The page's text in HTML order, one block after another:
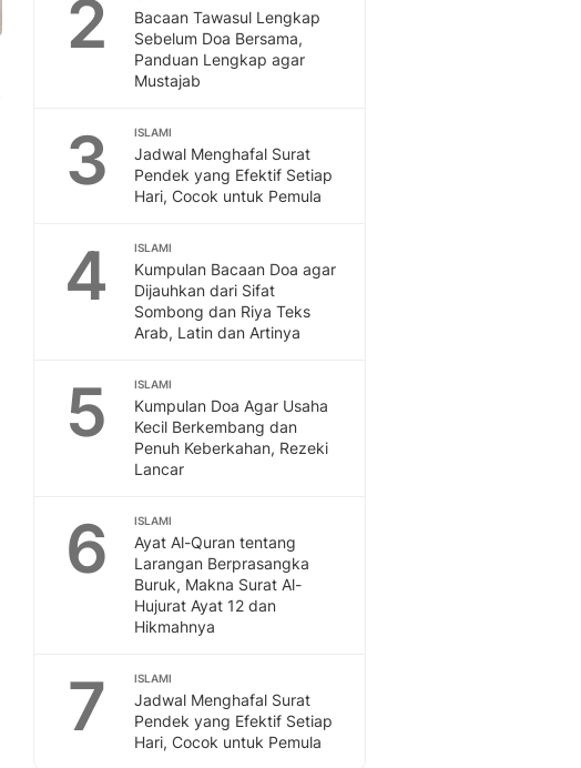
2
Bacaan Tawasul Lengkap
Sebelum Doa Bersama,
Panduan Lengkap agar
Mustajab
3 ISLAMI
Jadwal Menghafal Surat
Pendek yang Efektif Setiap
Hari, Cocok untuk Pemula
4 ISLAMI
Kumpulan Bacaan Doa agar
Dijauhkan dari Sifat
Sombong dan Riya Teks
Arab, Latin dan Artinya
5 ISLAMI
Kumpulan Doa Agar Usaha
Kecil Berkembang dan
Penuh Keberkahan, Rezeki
Lancar
6 ISLAMI
Ayat Al-Quran tentang
Larangan Berprasangka
Buruk, Makna Surat Al-
Hujurat Ayat 12 dan
Hikmahnya
7 ISLAMI
Jadwal Menghafal Surat
Pendek yang Efektif Setiap
Hari, Cocok untuk Pemula